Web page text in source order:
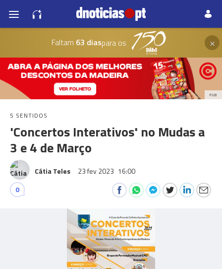
Faltam 63 diaspara os ×
PUB
5 SENTIDOS
'Concertos Interativos' no Mudas a
3 e 4 de Março
Cátia Teles 23 fev 2023 16:00
0